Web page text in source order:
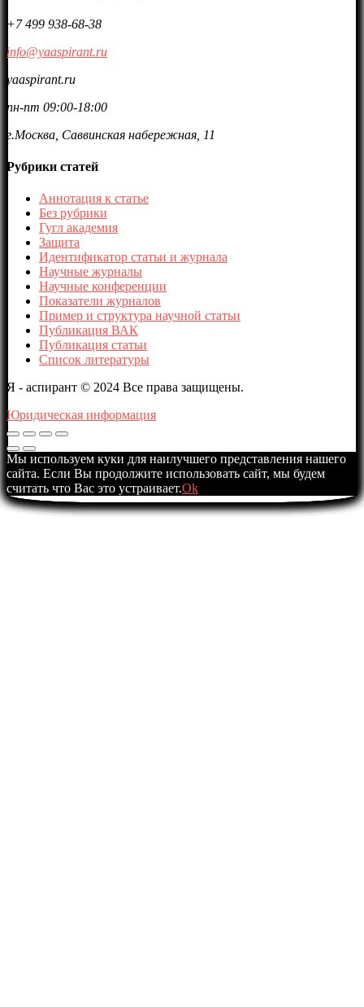
+7 499 938-68-38
info@yaaspirant.ru
yaaspirant.ru
пн-пт 09:00-18:00
г.Москва, Саввинская набережная, 11
Рубрики статей
Аннотация к статье
Без рубрики
Гугл академия
Защита
Идентификатор статьи и журнала
Научные журналы
Научные конференции
Показатели журналов
Пример и структура научной статьи
Публикация ВАК
Публикация статьи
Список литературы
Я - аспирант © 2024 Все права защищены.
Юридическая информация
Мы используем куки для наилучшего представления нашего
сайта. Если Вы продолжите использовать сайт, мы будем
считать что Вас это устраивает.Ok